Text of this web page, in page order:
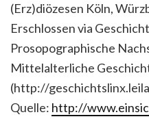
(Erz)diözesen Köln,
Erschlossen via
Prosopographische
Mittelalterliche
(http://
Quelle: http://